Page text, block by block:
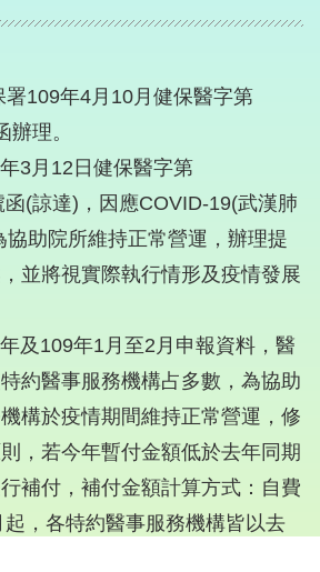
109年4月10月健保醫字第
理。
3月12日健保醫字第
(諒達)，因應COVID-19(武漢肺
協助院所維持正常營運，辦理提
並將視實際執行情形及疫情發展
及109年1月至2月申報資料，醫
約醫事服務機構占多數，為協助
構於疫情期間維持正常營運，修
，若今年暫付金額低於去年同期
補付，補付金額計算方式：自費
起，各特約醫事服務機構皆以去